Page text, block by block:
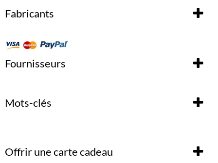
Fabricants
Fournisseurs
Mots-clés
Offrir une carte cadeau